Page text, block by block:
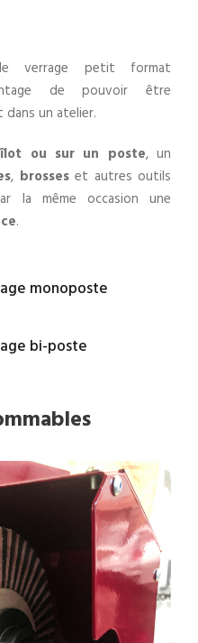
verrage petit format
de pouvoir être
un atelier.
ou sur un poste, un
, brosseset autres outils
la même occasion une
.
monoposte
bi-poste